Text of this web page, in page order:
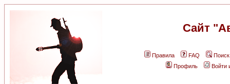
Сайт
Правила FAQ
Поиск
Профиль
Войти